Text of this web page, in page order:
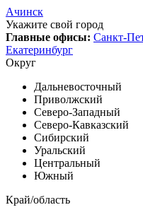
Ачинск
Укажите свой город
Главные офисы: Санкт-
Екатеринбург
Округ
Дальневосточный
Приволжский
Северо-Западный
Северо-Кавказский
Сибирский
Уральский
Центральный
Южный
Край/область